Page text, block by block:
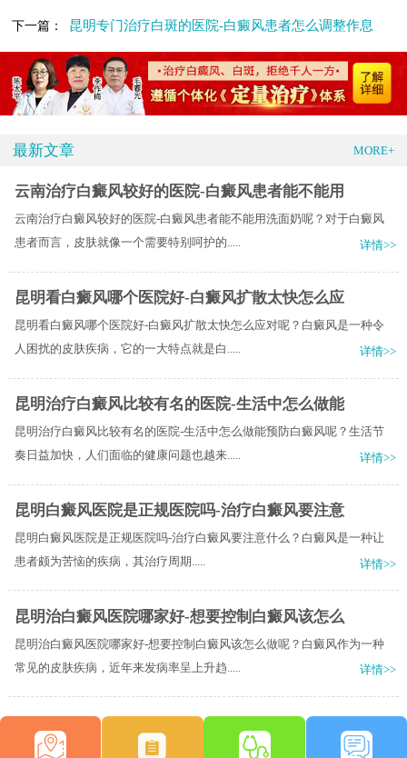
下一篇： 昆明专门治疗白斑的医院-白癜风患者怎么调整作息
最新文章 MORE+
云南治疗白癜风较好的医院-白癜风患者能不能用
云南治疗白癜风较好的医院-白癜风患者能不能用洗面奶呢？对于白癜风
患者而言，皮肤就像一个需要特别呵护的.....
详情>>
昆明看白癜风哪个医院好-白癜风扩散太快怎么应
昆明看白癜风哪个医院好-白癜风扩散太快怎么应对呢？白癜风是一种令
人困扰的皮肤疾病，它的一大特点就是白.....
详情>>
昆明治疗白癜风比较有名的医院-生活中怎么做能
昆明治疗白癜风比较有名的医院-生活中怎么做能预防白癜风呢？生活节
奏日益加快，人们面临的健康问题也越来.....
详情>>
昆明白癜风医院是正规医院吗-治疗白癜风要注意
昆明白癜风医院是正规医院吗-治疗白癜风要注意什么？​白癜风是一种让
患者颇为苦恼的疾病，其治疗周期.....
详情>>
昆明治白癜风医院哪家好-想要控制白癜风该怎么
昆明治白癜风医院哪家好-想要控制白癜风该怎么做呢？白癜风作为一种
常见的皮肤疾病，近年来发病率呈上升趋.....
详情>>